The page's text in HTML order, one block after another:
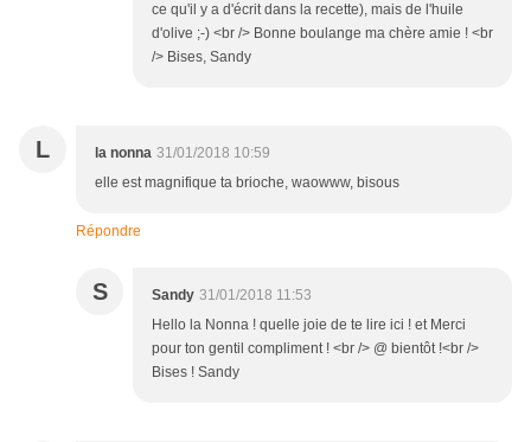
ce qu'il y a d'écrit dans la recette), mais de l'huile
d'olive ;-) <br /> Bonne boulange ma chère amie ! <br
/> Bises, Sandy
L la nonna 31/01/2018 10:59
elle est magnifique ta brioche, waowww, bisous
Répondre
S Sandy 31/01/2018 11:53
Hello la Nonna ! quelle joie de te lire ici ! et Merci
pour ton gentil compliment ! <br /> @ bientôt !<br />
Bises ! Sandy